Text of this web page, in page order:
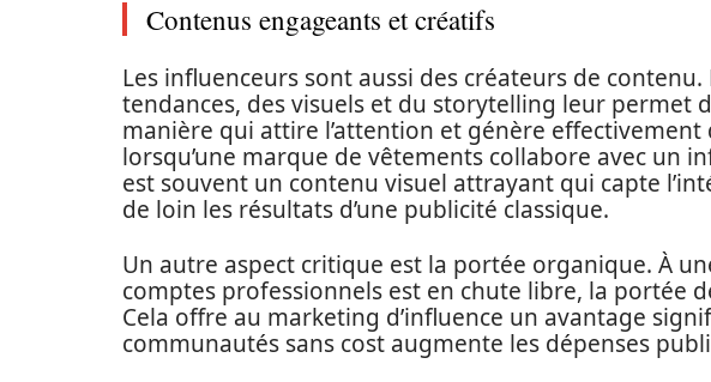
Contenus engageants et créatifs
Les influenceurs sont aussi des créateurs de
tendances, des visuels et du storytelling leur permet
manière qui attire l’attention et génère effectivement
lorsqu’une marque de vêtements collabore avec un
est souvent un contenu visuel attrayant qui capte
de loin les résultats d’une publicité classique.
Un autre aspect critique est la portée organique. À
comptes professionnels est en chute libre, la portée
Cela offre au marketing d’influence un avantage
communautés sans cost augmente les dépenses